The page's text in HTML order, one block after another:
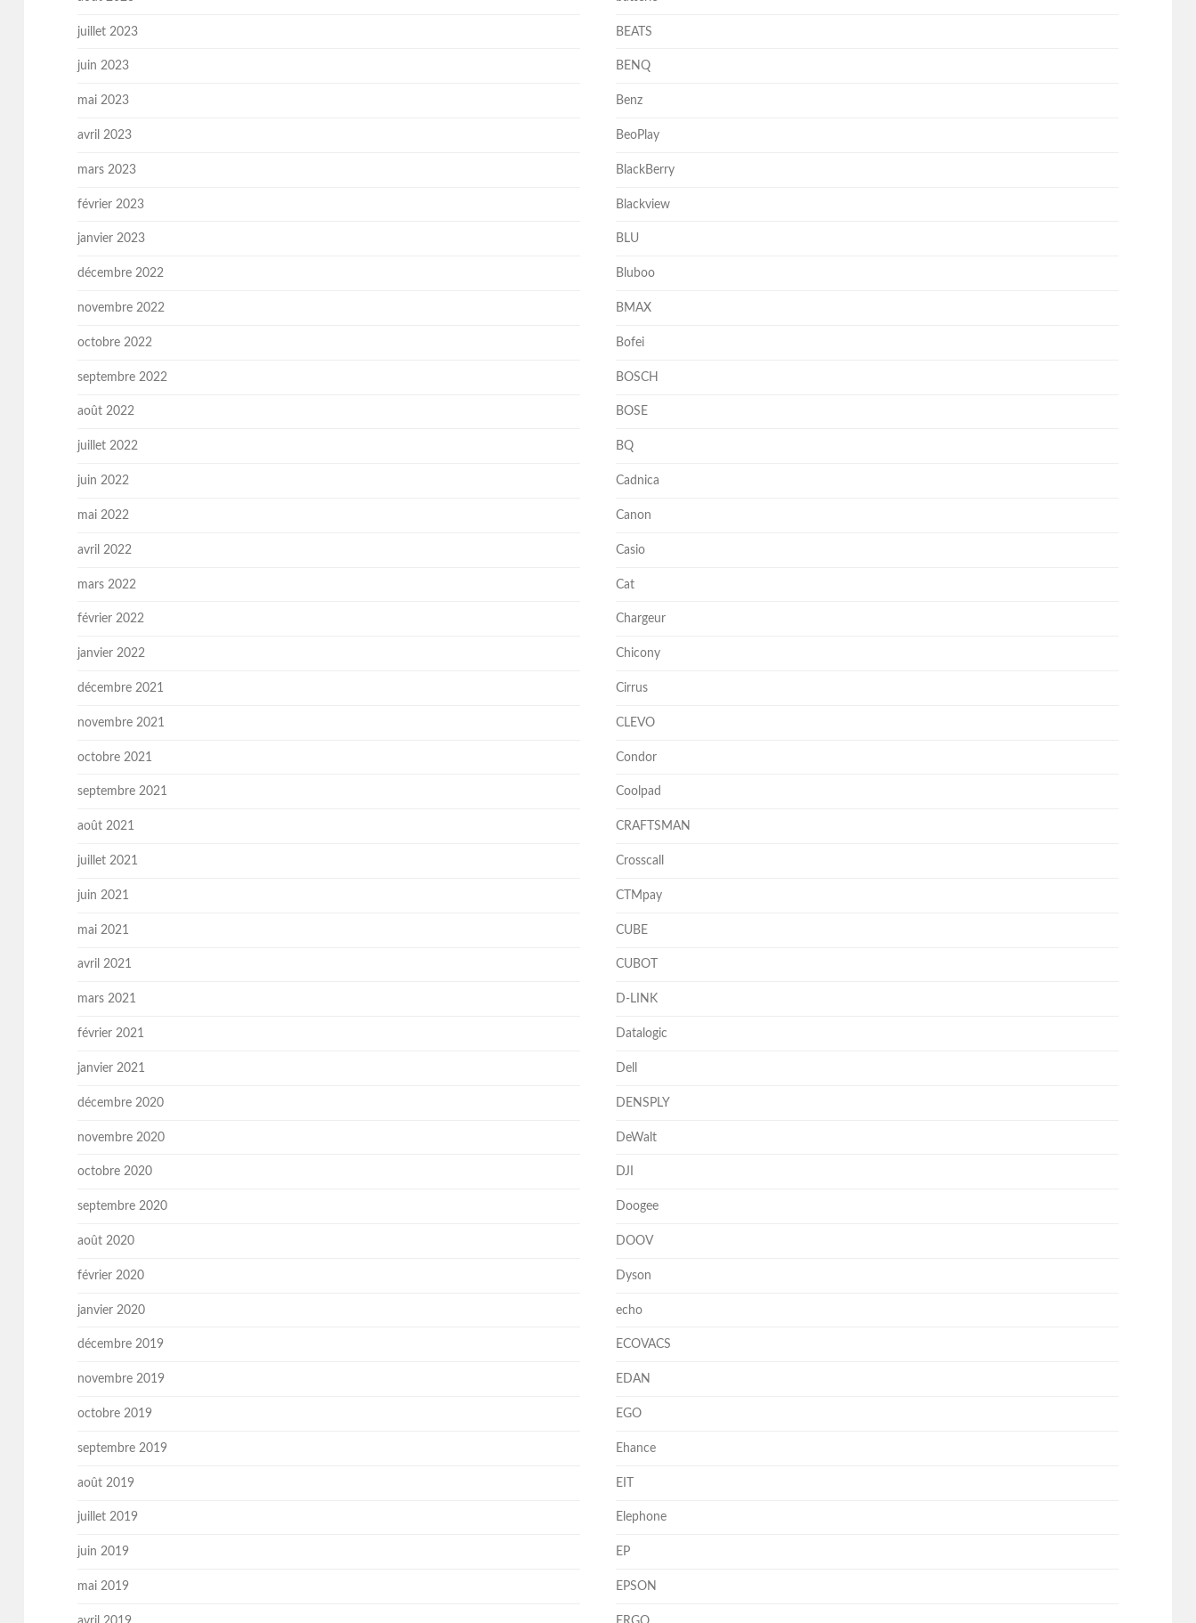
juillet 2023
juin 2023
mai 2023
avril 2023
mars 2023
février 2023
janvier 2023
décembre 2022
novembre 2022
octobre 2022
septembre 2022
août 2022
juillet 2022
juin 2022
mai 2022
avril 2022
mars 2022
février 2022
janvier 2022
décembre 2021
novembre 2021
octobre 2021
septembre 2021
août 2021
juillet 2021
juin 2021
mai 2021
avril 2021
mars 2021
février 2021
janvier 2021
décembre 2020
novembre 2020
octobre 2020
septembre 2020
août 2020
février 2020
janvier 2020
décembre 2019
novembre 2019
octobre 2019
septembre 2019
août 2019
juillet 2019
juin 2019
mai 2019
BEATS
BENQ
Benz
BeoPlay
BlackBerry
Blackview
BLU
Bluboo
BMAX
Bofei
BOSCH
BOSE
BQ
Cadnica
Canon
Casio
Cat
Chargeur
Chicony
Cirrus
CLEVO
Condor
Coolpad
CRAFTSMAN
Crosscall
CTMpay
CUBE
CUBOT
D-LINK
Datalogic
Dell
DENSPLY
DeWalt
DJI
Doogee
DOOV
Dyson
echo
ECOVACS
EDAN
EGO
Ehance
EIT
Elephone
EP
EPSON